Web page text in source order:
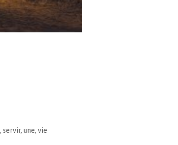
, servir, une, vie